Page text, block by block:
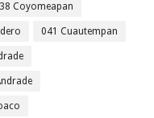
Coyomeapan
041 Cuautempan